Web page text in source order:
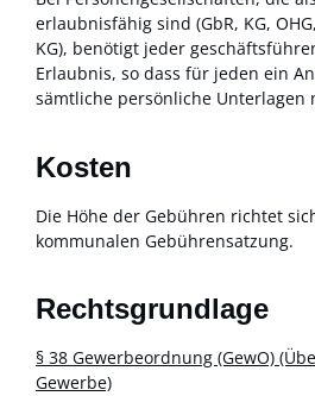
erlaubnisfähig sind (GbR, KG,
KG), benötigt jeder
Erlaubnis, so dass für jeden ein
sämtliche persönliche Unterlagen
Kosten
Die Höhe der Gebühren richtet
kommunalen Gebührensatzung.
Rechtsgrundlage
§ 38 Gewerbeordnung (GewO)
Gewerbe)